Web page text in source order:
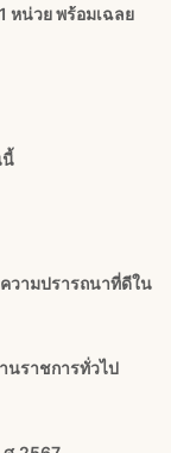
หน่วย พร้อมเฉลย
นี้
วามปรารถนาที่ดีใน
นราชการทั่วไป